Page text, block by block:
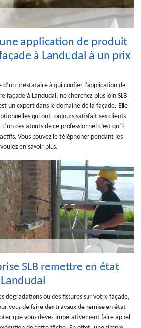
une application de produit
à Landudal à un prix
d’un prestataire à qui confier l’application de
façade à Landudal, ne cherchez plus loin SLB
un expert dans le domaine de la façade. Elle
qui ont toujours satisfait ses clients
des atouts de ce professionnel c’est qu’il
Vous pouvez le téléphoner pendant les
en savoir plus.
SLB remettre en état
dégradations ou des fissures sur votre façade,
vous de faire des travaux de remise en état
que vous devez impérativement faire appel